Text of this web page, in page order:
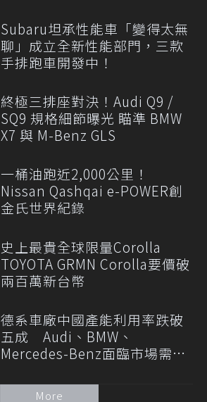
Subaru坦承性能車「變得太無
聊」成立全新性能部門，三款
手排跑車開發中！
終極三排座對決！Audi Q9 /
SQ9 規格細節曝光 瞄準 BMW
X7 與 M-Benz GLS
一桶油跑近2,000公里！
Nissan Qashqai e-POWER創
金氏世界紀錄
史上最貴全球限量Corolla
TOYOTA GRMN Corolla要價破
兩百萬新台幣
德系車廠中國產能利用率跌破
五成 Audi、BMW、
Mercedes-Benz面臨市場需求
More